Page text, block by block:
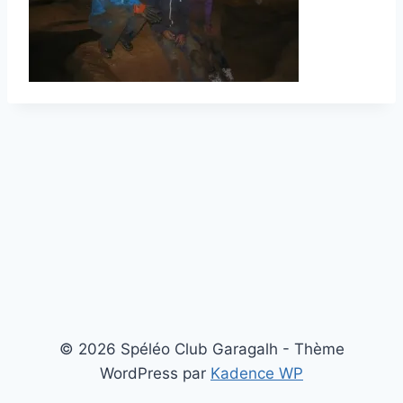
© 2026 Spéléo Club Garagalh - Thème
WordPress par Kadence WP